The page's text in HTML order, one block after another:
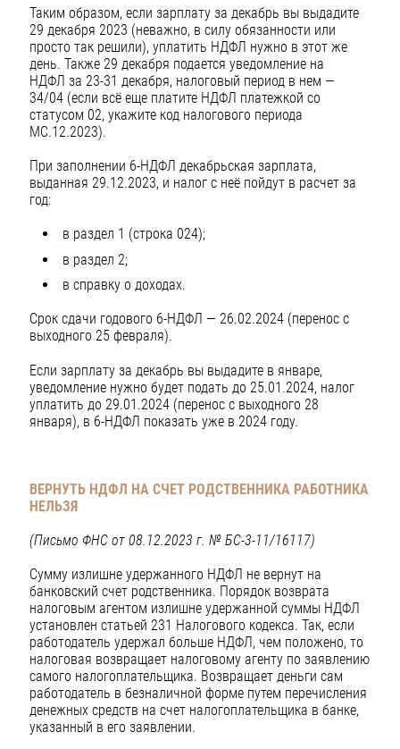
Таким образом, если зарплату за декабрь вы выдадите
29 декабря 2023 (неважно, в силу обязанности или
просто так решили), уплатить НДФЛ нужно в этот же
день. Также 29 декабря подается уведомление на
НДФЛ за 23-31 декабря, налоговый период в нем —
34/04 (если всё еще платите НДФЛ платежкой со
статусом 02, укажите код налогового периода
МС.12.2023).
При заполнении 6-НДФЛ декабрьская зарплата,
выданная 29.12.2023, и налог с неё пойдут в расчет за
год:
в раздел 1 (строка 024);
в раздел 2;
в справку о доходах.
Срок сдачи годового 6-НДФЛ — 26.02.2024 (перенос с
выходного 25 февраля).
Если зарплату за декабрь вы выдадите в январе,
уведомление нужно будет подать до 25.01.2024, налог
уплатить до 29.01.2024 (перенос с выходного 28
января), в 6-НДФЛ показать уже в 2024 году.
ВЕРНУТЬ НДФЛ НА СЧЕТ РОДСТВЕННИКА РАБОТНИКА
НЕЛЬЗЯ
(Письмо ФНС от 08.12.2023 г. № БС-3-11/16117)
Сумму излишне удержанного НДФЛ не вернут на
банковский счет родственника. Порядок возврата
налоговым агентом излишне удержанной суммы НДФЛ
установлен статьей 231 Налогового кодекса. Так, если
работодатель удержал больше НДФЛ, чем положено, то
налоговая возвращает налоговому агенту по заявлению
самого налогоплательщика. Возвращает деньги сам
работодатель в безналичной форме путем перечисления
денежных средств на счет налогоплательщика в банке,
указанный в его заявлении.